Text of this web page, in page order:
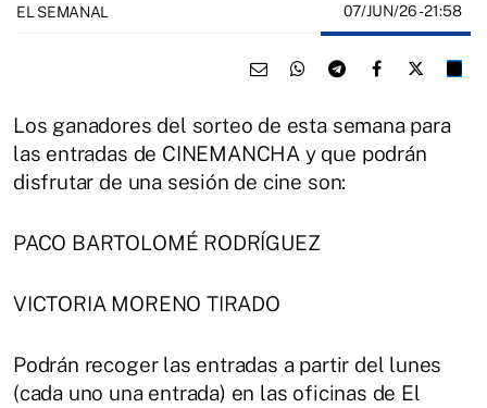
EL SEMANAL 07/JUN/26- 21:58
Los ganadores del sorteo de esta semana para
las entradas de CINEMANCHA y que podrán
disfrutar de una sesión de cine son:
PACO BARTOLOMÉ RODRÍGUEZ
VICTORIA MORENO TIRADO
Podrán recoger las entradas a partir del lunes
(cada uno una entrada) en las oficinas de El